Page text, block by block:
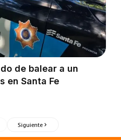
de balear a un
en Santa Fe
Siguiente